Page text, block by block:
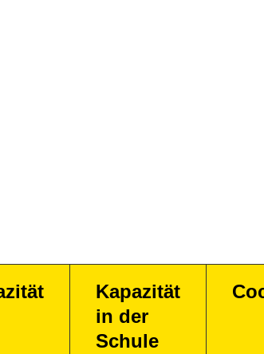
Kapazität
in der
Schule